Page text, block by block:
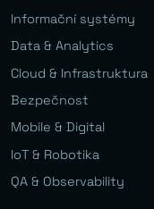
Informační systémy
Data & Analytics
Cloud & Infrastruktura
Bezpečnost
Mobile & Digital
IoT & Robotika
QA & Observability